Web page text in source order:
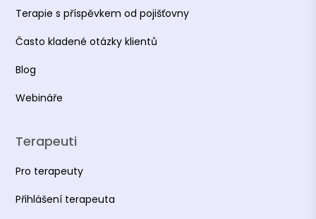
Terapie s příspěvkem od pojišťovny
Často kladené otázky klientů
Blog
Webináře
Terapeuti
Pro terapeuty
Přihlášení terapeuta